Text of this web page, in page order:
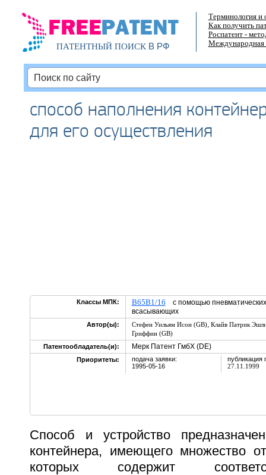
ПАТЕНТНЫЙ ПОИСКВ РФ
Терминология и
Как получить
Роспатент -
Международная
способ наполнения
для его осуществления
Классы МПК: B65B1/16 с помощью
всасывающих
Автор(ы): Стефен Уильям Исон (GB), Клайв Патрик
Гриффин (GB)
Патентообладатель(и):
Мерк Патент ГмбХ (DE)
Приоритеты:
подача заявки:
1995-05-16
публикация
27.11.1999
Способ и устройство
контейнера, имеющего множество
которых содержит